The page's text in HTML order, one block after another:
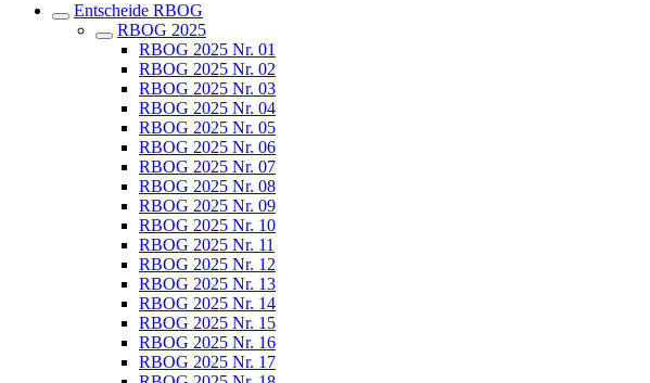
Entscheide RBOG
RBOG 2025
RBOG 2025 Nr. 01
RBOG 2025 Nr. 02
RBOG 2025 Nr. 03
RBOG 2025 Nr. 04
RBOG 2025 Nr. 05
RBOG 2025 Nr. 06
RBOG 2025 Nr. 07
RBOG 2025 Nr. 08
RBOG 2025 Nr. 09
RBOG 2025 Nr. 10
RBOG 2025 Nr. 11
RBOG 2025 Nr. 12
RBOG 2025 Nr. 13
RBOG 2025 Nr. 14
RBOG 2025 Nr. 15
RBOG 2025 Nr. 16
RBOG 2025 Nr. 17